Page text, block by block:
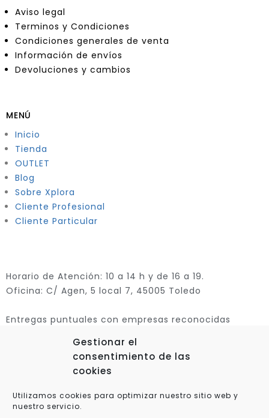
Gestionar el
consentimiento de las
cookies
Utilizamos cookies para optimizar nuestro sitio web y
nuestro servicio.
Aviso legal
Terminos y Condiciones
Condiciones generales de venta
Información de envíos
Devoluciones y cambios
MENÚ
Inicio
Tienda
OUTLET
Blog
Sobre Xplora
Cliente Profesional
Cliente Particular
Horario de Atención: 10 a 14 h y de 16 a 19.
Oficina: C/ Agen, 5 local 7, 45005 Toledo
Entregas puntuales con empresas reconocidas